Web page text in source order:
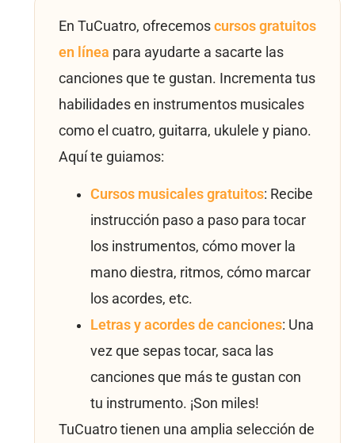
En TuCuatro, ofrecemos cursos gratuitos
en línea para ayudarte a sacarte las
canciones que te gustan. Incrementa tus
habilidades en instrumentos musicales
como el cuatro, guitarra, ukulele y piano.
Aquí te guiamos:
Cursos musicales gratuitos: Recibe
instrucción paso a paso para tocar
los instrumentos, cómo mover la
mano diestra, ritmos, cómo marcar
los acordes, etc.
Letras y acordes de canciones: Una
vez que sepas tocar, saca las
canciones que más te gustan con
tu instrumento. ¡Son miles!
TuCuatro tienen una amplia selección de